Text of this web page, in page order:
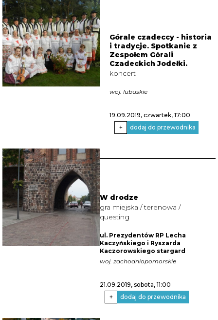
Górale czadeccy - historia
i tradycje. Spotkanie z
Zespołem Górali
Czadeckich Jodełki.
koncert
woj. lubuskie
19.09.2019, czwartek, 17:00
+
dodaj do przewodnika
W drodze
gra miejska / terenowa /
questing
ul. Prezydentów RP Lecha
Kaczyńskiego i Ryszarda
Kaczorowskiego stargard
woj. zachodniopomorskie
21.09.2019, sobota, 11:00
+
dodaj do przewodnika